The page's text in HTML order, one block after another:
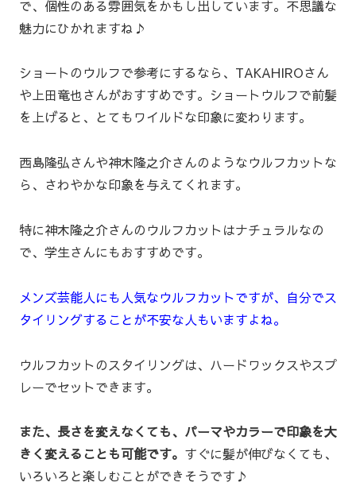
で、個性のある雰囲気をかもし出しています。不思議な
魅力にひかれますね♪
ショートのウルフで参考にするなら、TAKAHIROさん
や上田竜也さんがおすすめです。ショートウルフで前髪
を上げると、とてもワイルドな印象に変わります。
西島隆弘さんや神木隆之介さんのようなウルフカットな
ら、さわやかな印象を与えてくれます。
特に神木隆之介さんのウルフカットはナチュラルなの
で、学生さんにもおすすめです。
メンズ芸能人にも人気なウルフカットですが、自分でス
タイリングすることが不安な人もいますよね。
ウルフカットのスタイリングは、ハードワックスやスプ
レーでセットできます。
また、長さを変えなくても、パーマやカラーで印象を大
きく変えることも可能です。 すぐに髪が伸びなくても、
いろいろと楽しむことができそうです♪